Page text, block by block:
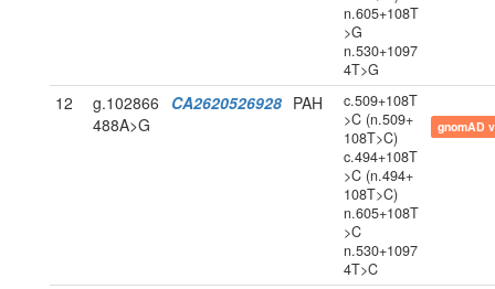
n.605+108T
>G
n.530+1097
4T>G
12
g.102866
488A>G
CA2620526928 PAH
c.509+108T
>C (n.509+
108T>C)
c.494+108T
>C (n.494+
108T>C)
n.605+108T
>C
n.530+1097
4T>C
gnomAD